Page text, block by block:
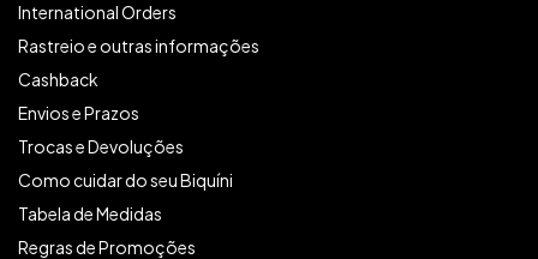
International Orders
Rastreio e outras informações
Cashback
Envios e Prazos
Trocas e Devoluções
Como cuidar do seu Biquíni
Tabela de Medidas
Regras de Promoções